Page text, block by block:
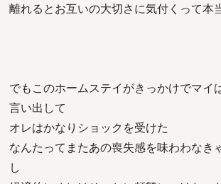
離れるとお互いの大切さに気付くって本
でもこのホームステイがきっかけでマイ
言い出して
オレはかなりショックを受けた
なんたってまたあの喪失感を味わわなき
し